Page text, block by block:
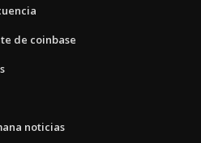
de coinbase
noticias